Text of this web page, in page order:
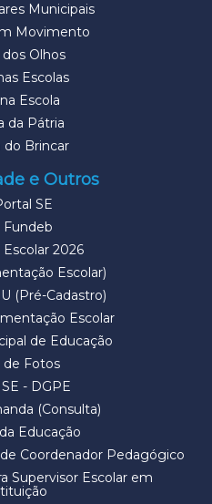
Municipais
Movimento
Olhos
Escolas
Escola
da Pátria
do Brincar
e Outros
SE
Fundeb
2026
Escolar)
(Pré-Cadastro)
Escolar
de Educação
de Fotos
- DGPE
(Consulta)
Educação
Coordenador Pedagógico
Supervisor Escolar em